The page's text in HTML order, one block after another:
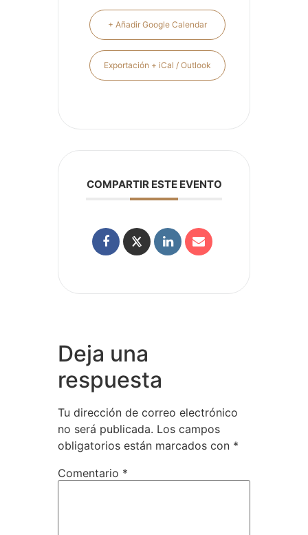
+ Añadir Google Calendar
Exportación + iCal / Outlook
COMPARTIR ESTE EVENTO
Deja una
respuesta
Tu dirección de correo electrónico
no será publicada. Los campos
obligatorios están marcados con *
Comentario *